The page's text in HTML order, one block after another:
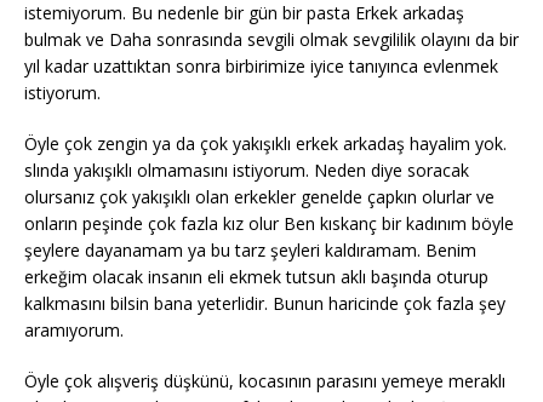
istemiyorum. Bu nedenle bir gün bir pasta Erkek arkadaş
bulmak ve Daha sonrasında sevgili olmak sevgililik olayını da bir
yıl kadar uzattıktan sonra birbirimize iyice tanıyınca evlenmek
istiyorum.
Öyle çok zengin ya da çok yakışıklı erkek arkadaş hayalim yok.
slında yakışıklı olmamasını istiyorum. Neden diye soracak
olursanız çok yakışıklı olan erkekler genelde çapkın olurlar ve
onların peşinde çok fazla kız olur Ben kıskanç bir kadınım böyle
şeylere dayanamam ya bu tarz şeyleri kaldıramam. Benim
erkeğim olacak insanın eli ekmek tutsun aklı başında oturup
kalkmasını bilsin bana yeterlidir. Bunun haricinde çok fazla şey
aramıyorum.
Öyle çok alışveriş düşkünü, kocasının parasını yemeye meraklı